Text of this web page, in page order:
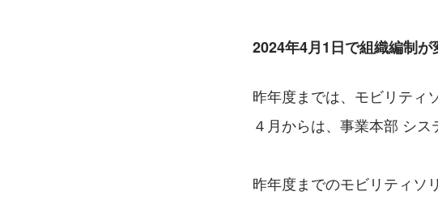
2024年4月1日で組織編制が
昨年度までは、モビリティ
４月からは、事業本部 シス
昨年度までのモビリティソ